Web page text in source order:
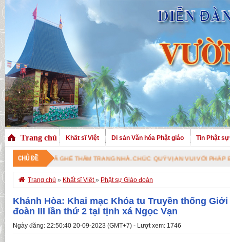
Trang chủ Khất sĩ Việt Di sản Văn hóa Phật giáo Tin Phật sự
CHỦ ĐỀ
TRANG NHÀ. CHÚC QUÝ VỊ AN VUI VỚI PHÁP BẢO CAO QUÝ !
 Trang chủ » Khất sĩ Việt» Phật sự Giáo đoàn
Khánh Hòa: Khai mạc Khóa tu Truyền thống
đoàn III lần thứ 2 tại tịnh xá Ngọc Vạn
Ngày đăng: 22:50:40 20-09-2023 (GMT+7) - Lượt xem: 1746